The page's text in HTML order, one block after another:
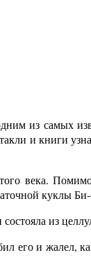
из самых
и книги
века.
куклы
из
его и жалел,